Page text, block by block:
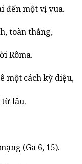
đến một vị vua.
toàn thắng,
Rôma.
một cách kỳ diệu,
lâu.
(Ga 6, 15).